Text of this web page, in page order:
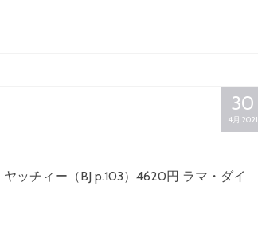
30
4月 2021
ッチィー（BJ p.103）4620円 ラマ・ダイ